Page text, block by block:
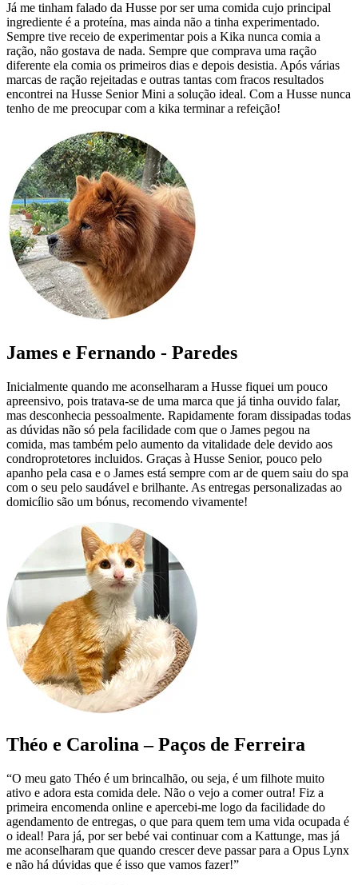
Já me tinham falado da Husse por ser uma comida cujo principal
ingrediente é a proteína, mas ainda não a tinha experimentado.
Sempre tive receio de experimentar pois a Kika nunca comia a
ração, não gostava de nada. Sempre que comprava uma ração
diferente ela comia os primeiros dias e depois desistia. Após várias
marcas de ração rejeitadas e outras tantas com fracos resultados
encontrei na Husse Senior Mini a solução ideal. Com a Husse nunca
tenho de me preocupar com a kika terminar a refeição!
James e Fernando - Paredes
Inicialmente quando me aconselharam a Husse fiquei um pouco
apreensivo, pois tratava-se de uma marca que já tinha ouvido falar,
mas desconhecia pessoalmente. Rapidamente foram dissipadas todas
as dúvidas não só pela facilidade com que o James pegou na
comida, mas também pelo aumento da vitalidade dele devido aos
condroprotetores incluidos. Graças à Husse Senior, pouco pelo
apanho pela casa e o James está sempre com ar de quem saiu do spa
com o seu pelo saudável e brilhante. As entregas personalizadas ao
domicílio são um bónus, recomendo vivamente!
Théo e Carolina – Paços de Ferreira
“O meu gato Théo é um brincalhão, ou seja, é um filhote muito
ativo e adora esta comida dele. Não o vejo a comer outra! Fiz a
primeira encomenda online e apercebi-me logo da facilidade do
agendamento de entregas, o que para quem tem uma vida ocupada é
o ideal! Para já, por ser bebé vai continuar com a Kattunge, mas já
me aconselharam que quando crescer deve passar para a Opus Lynx
e não há dúvidas que é isso que vamos fazer!”